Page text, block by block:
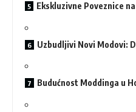
Ekskluzivne Poveznice
Uzbudljivi Novi Modovi:
Budućnost Moddinga u